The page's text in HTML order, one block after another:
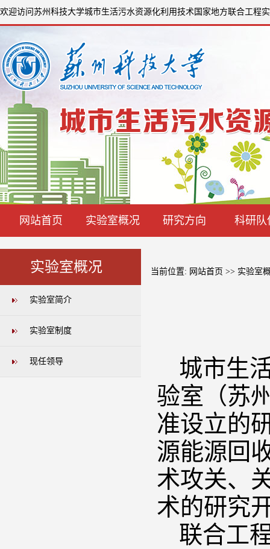
欢迎访问苏州科技大学城市生活污水资源化利用技术国家地方联合工程
网站首页 实验室概况 研究方向 科研队
实验室概况
实验室简介
实验室制度
现任领导
当前位置: 网站首页 >> 实验室
城市生
验室（苏
准设立的
源能源回
术攻关、
术的研究
联合工